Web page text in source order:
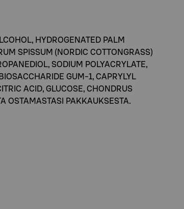
HYDROGENATED PALM
SPISSUM (NORDIC COTTONGRASS)
SODIUM POLYACRYLATE,
GUM-1, CAPRYLYL
ACID, GLUCOSE, CHONDRUS
OSTAMASTASI PAKKAUKSESTA.